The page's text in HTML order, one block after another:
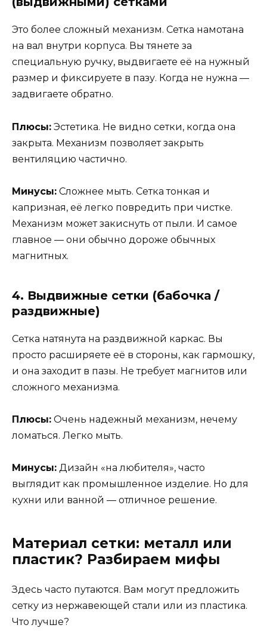
Это более сложный механизм. Сетка намотана
на вал внутри корпуса. Вы тянете за
специальную ручку, выдвигаете её на нужный
размер и фиксируете в пазу. Когда не нужна —
задвигаете обратно.
Плюсы: Эстетика. Не видно сетки, когда она
закрыта. Механизм позволяет закрыть
вентиляцию частично.
Минусы: Сложнее мыть. Сетка тонкая и
капризная, её легко повредить при чистке.
Механизм может закиснуть от пыли. И самое
главное — они обычно дороже обычных
магнитных.
4. Выдвижные сетки (бабочка /
раздвижные)
Сетка натянута на раздвижной каркас. Вы
просто расширяете её в стороны, как гармошку,
и она заходит в пазы. Не требует магнитов или
сложного механизма.
Плюсы: Очень надежный механизм, нечему
ломаться. Легко мыть.
Минусы: Дизайн «на любителя», часто
выглядит как промышленное изделие. Но для
кухни или ванной — отличное решение.
Материал сетки: металл или
пластик? Разбираем мифы
Здесь часто путаются. Вам могут предложить
сетку из нержавеющей стали или из пластика.
Что лучше?